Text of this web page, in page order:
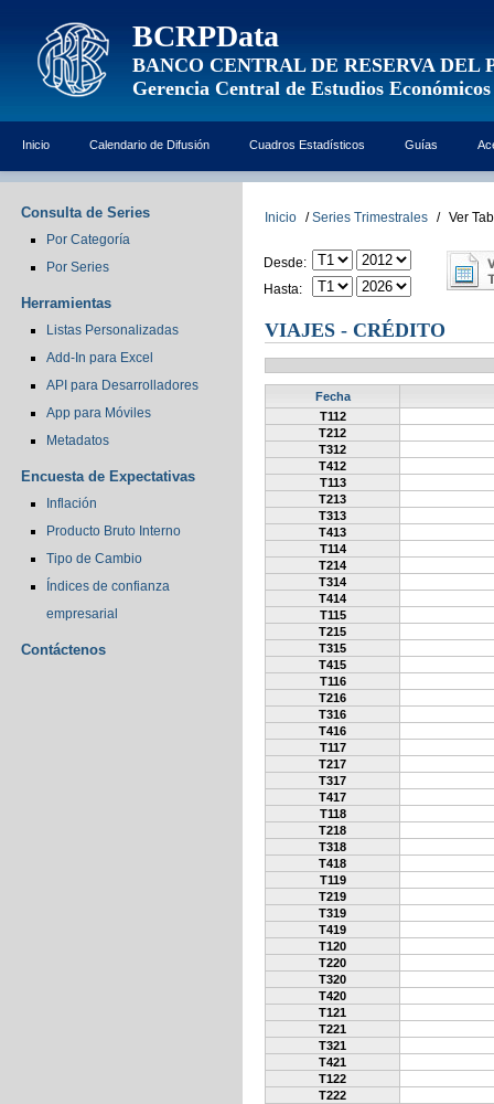
BCRPData
BANCO CENTRAL DE RESERVA DEL
Gerencia Central de Estudios Económicos
Inicio Calendario de Difusión Cuadros Estadísticos Guías
Consulta de Series
Por Categoría
Por Series
Herramientas
Listas Personalizadas
Add-In para Excel
API para Desarrolladores
App para Móviles
Metadatos
Encuesta de Expectativas
Inflación
Producto Bruto Interno
Tipo de Cambio
Índices de confianza
empresarial
Contáctenos
Inicio / Series Trimestrales / Ver
Desde:
Hasta:
VIAJES - CRÉDITO
Fecha
T112
T212
T312
T412
T113
T213
T313
T413
T114
T214
T314
T414
T115
T215
T315
T415
T116
T216
T316
T416
T117
T217
T317
T417
T118
T218
T318
T418
T119
T219
T319
T419
T120
T220
T320
T420
T121
T221
T321
T421
T122
T222